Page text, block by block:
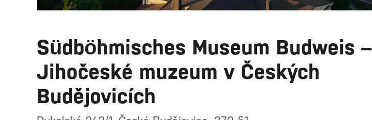
Südböhmisches Museum Budweis –
Jihočeské muzeum v Českých
Budějovicích